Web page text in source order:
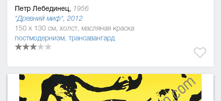
Петр Лебединец, 1956
"Древний миф", 2012
150 x 130 см, холст, масляная краска
постмодернизм, трансавангард